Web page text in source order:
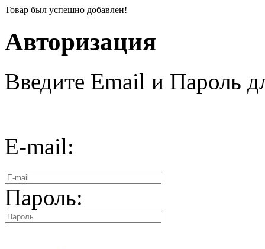
Товар был успешно добавлен!
Авторизация
Введите Email и Пароль
E-mail:
Пароль: